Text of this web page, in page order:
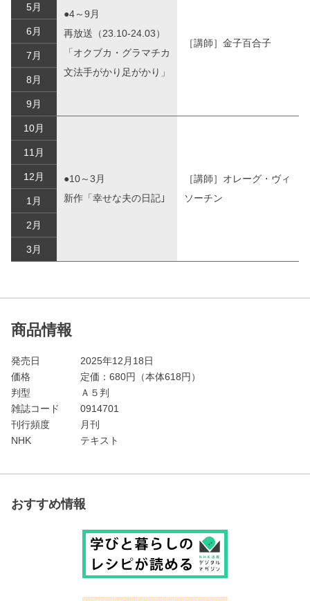
●4～9月
再放送（23.10-24.03）
「オクブカ・グラマチカ
文法手がかり足がかり」
［講師］金子百合子
5月
6月
7月
8月
9月
10月
●10～3月
新作「幸せな夫の日記｣
［講師］オレーグ・ヴィ
ソーチン
11月
12月
1月
2月
3月
商品情報
発売日
2025年12月18日
価格
定価： 680円（本体618円）
判型
Ａ５判
雑誌コード
0914701
刊行頻度
月刊
NHK
テキスト
おすすめ情報